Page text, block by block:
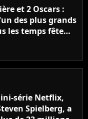
et 2 Oscars :
des plus grands
les temps fête
série Netflix,
Spielberg, a